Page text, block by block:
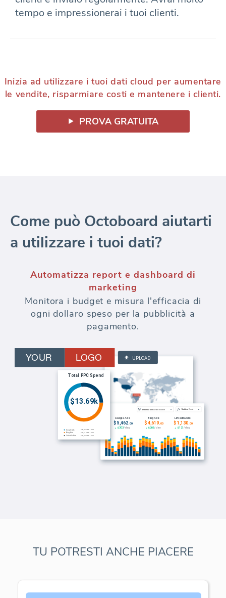
tempo e impressionerai i tuoi clienti.
Inizia ad utilizzare i tuoi dati cloud per aumentare
le vendite, risparmiare costi e mantenere i clienti.
PROVA GRATUITA
Come può Octoboard aiutarti
a utilizzare i tuoi dati?
Automatizza report e dashboard di
marketing
Monitora i budget e misura l'efficacia di
ogni dollaro speso per la pubblicità a
pagamento.
TU POTRESTI ANCHE PIACERE